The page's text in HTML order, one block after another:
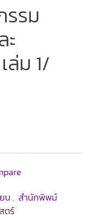
รม
ล่ม 1/
น , สำนักพิพม์
ตร์